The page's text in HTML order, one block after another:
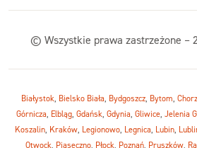
© Wszystkie prawa zastrzeżone –
Białystok, Bielsko Biała, Bydgoszcz, Bytom,
Górnicza, Elbląg, Gdańsk, Gdynia, Gliwice, Jelenia
Koszalin, Kraków, Legionowo, Legnica, Lubin,
Otwock, Piaseczno, Płock, Poznań, Pruszków,